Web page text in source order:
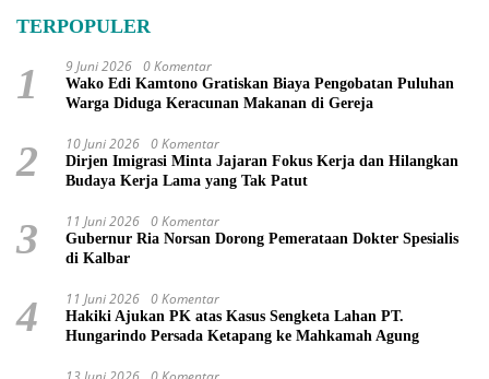
TERPOPULER
1 9 Juni 2026 0 Komentar
Wako Edi Kamtono Gratiskan Biaya Pengobatan Puluhan
Warga Diduga Keracunan Makanan di Gereja
2 10 Juni 2026 0 Komentar
Dirjen Imigrasi Minta Jajaran Fokus Kerja dan Hilangkan
Budaya Kerja Lama yang Tak Patut
3 11 Juni 2026 0 Komentar
Gubernur Ria Norsan Dorong Pemerataan Dokter Spesialis
di Kalbar
4 11 Juni 2026 0 Komentar
Hakiki Ajukan PK atas Kasus Sengketa Lahan PT.
Hungarindo Persada Ketapang ke Mahkamah Agung